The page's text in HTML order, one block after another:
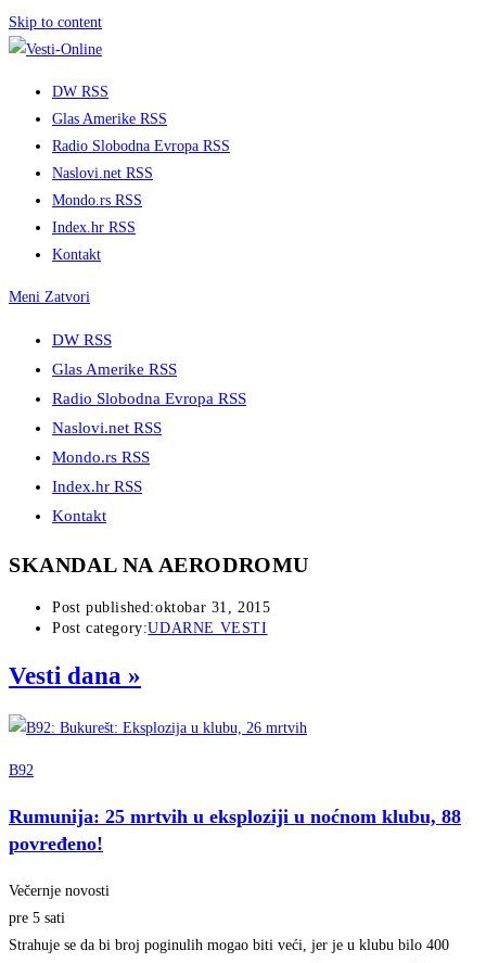
Skip to content
DW RSS
Glas Amerike RSS
Radio Slobodna Evropa RSS
Naslovi.net RSS
Mondo.rs RSS
Index.hr RSS
Kontakt
Meni Zatvori
DW RSS
Glas Amerike RSS
Radio Slobodna Evropa RSS
Naslovi.net RSS
Mondo.rs RSS
Index.hr RSS
Kontakt
SKANDAL NA AERODROMU
Post published:oktobar 31, 2015
Post category:UDARNE VESTI
Vesti dana »
B92
Rumunija: 25 mrtvih u eksploziji u noćnom klubu, 88
povređeno!
Večernje novosti
pre 5 sati
Strahuje se da bi broj poginulih mogao biti veći, jer je u klubu bilo 400